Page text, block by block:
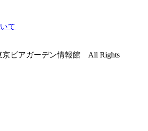
て
京ビアガーデン情報館 All Rights